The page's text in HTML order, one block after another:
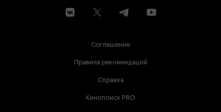
Соглашение
Правила рекомендаций
Справка
Кинопоиск PRO